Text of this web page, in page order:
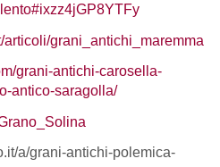
grani_antichi_maremma
grani-antichi-carosella-
antico-saragolla/
a/grani-antichi-polemica-